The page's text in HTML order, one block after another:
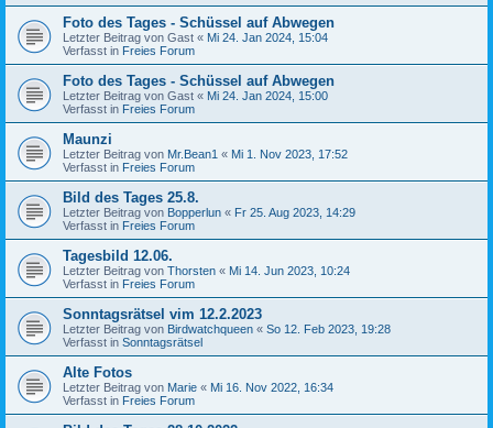
Foto des Tages - Schüssel auf Abwegen
Letzter Beitrag von Gast « Mi 24. Jan 2024, 15:04
Verfasst in Freies Forum
Foto des Tages - Schüssel auf Abwegen
Letzter Beitrag von Gast « Mi 24. Jan 2024, 15:00
Verfasst in Freies Forum
Maunzi
Letzter Beitrag von Mr.Bean1 « Mi 1. Nov 2023, 17:52
Verfasst in Freies Forum
Bild des Tages 25.8.
Letzter Beitrag von Bopperlun « Fr 25. Aug 2023, 14:29
Verfasst in Freies Forum
Tagesbild 12.06.
Letzter Beitrag von Thorsten « Mi 14. Jun 2023, 10:24
Verfasst in Freies Forum
Sonntagsrätsel vim 12.2.2023
Letzter Beitrag von Birdwatchqueen « So 12. Feb 2023, 19:28
Verfasst in Sonntagsrätsel
Alte Fotos
Letzter Beitrag von Marie « Mi 16. Nov 2022, 16:34
Verfasst in Freies Forum